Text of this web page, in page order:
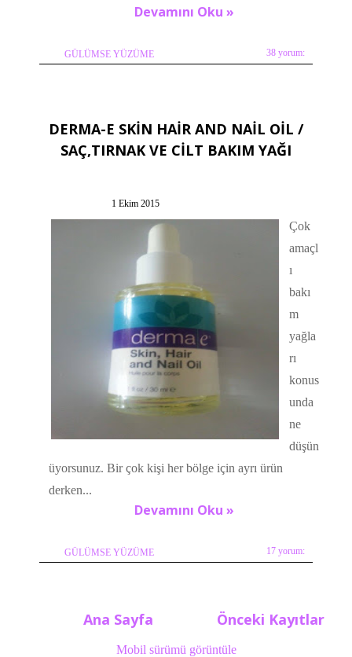
Devamını Oku »
GÜLÜMSE YÜZÜME 38 yorum:
DERMA-E SKİN HAİR AND NAİL OİL /
SAÇ,TIRNAK VE CİLT BAKIM YAĞI
1 Ekim 2015
Çok
amaçl
ı
bakı
m
yağla
rı
konus
unda
ne
düşün
üyorsunuz. Bir çok kişi her bölge için ayrı ürün
derken...
Devamını Oku »
GÜLÜMSE YÜZÜME 17 yorum:
Önceki Kayıtlar
Ana Sayfa
Mobil sürümü görüntüle